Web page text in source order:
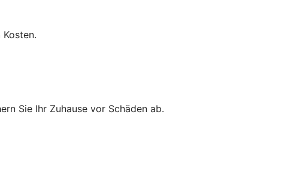
Sie Ihr Zuhause vor Schäden ab.